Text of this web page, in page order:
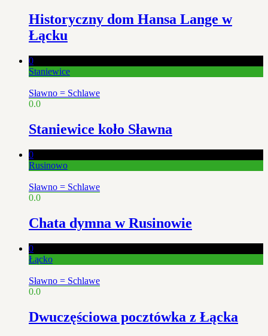
Historyczny dom Hansa Lange w
Łącku
0
Staniewice
Sławno = Schlawe
0.0
Staniewice koło Sławna
0
Rusinowo
Sławno = Schlawe
0.0
Chata dymna w Rusinowie
0
Łącko
Sławno = Schlawe
0.0
Dwuczęściowa pocztówka z Łącka